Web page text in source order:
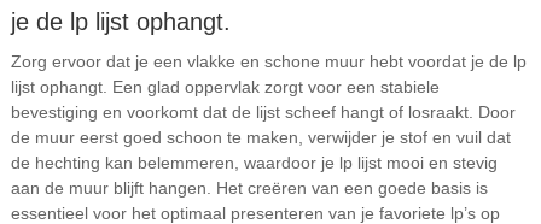
je de lp lijst ophangt.
Zorg ervoor dat je een vlakke en schone muur hebt voordat je de lp
lijst ophangt. Een glad oppervlak zorgt voor een stabiele
bevestiging en voorkomt dat de lijst scheef hangt of losraakt. Door
de muur eerst goed schoon te maken, verwijder je stof en vuil dat
de hechting kan belemmeren, waardoor je lp lijst mooi en stevig
aan de muur blijft hangen. Het creëren van een goede basis is
essentieel voor het optimaal presenteren van je favoriete lp’s op